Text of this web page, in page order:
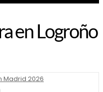
Madrid 2026
en Logroño